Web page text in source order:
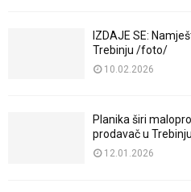
IZDAJE SE:
Trebinju /foto/
10.02.2026
Planika širi
prodavač u
12.01.2026